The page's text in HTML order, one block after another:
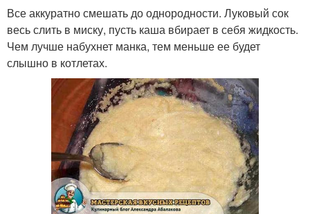
Все аккуратно смешать до однородности. Луковый сок
весь слить в миску, пусть каша вбирает в себя жидкость.
Чем лучше набухнет манка, тем меньше ее будет
слышно в котлетах.